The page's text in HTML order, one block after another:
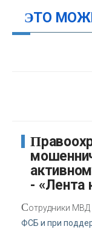
ЭТО
Правоохранители выявили
- «Лента
Сотрудники МВД
ФСБ и при